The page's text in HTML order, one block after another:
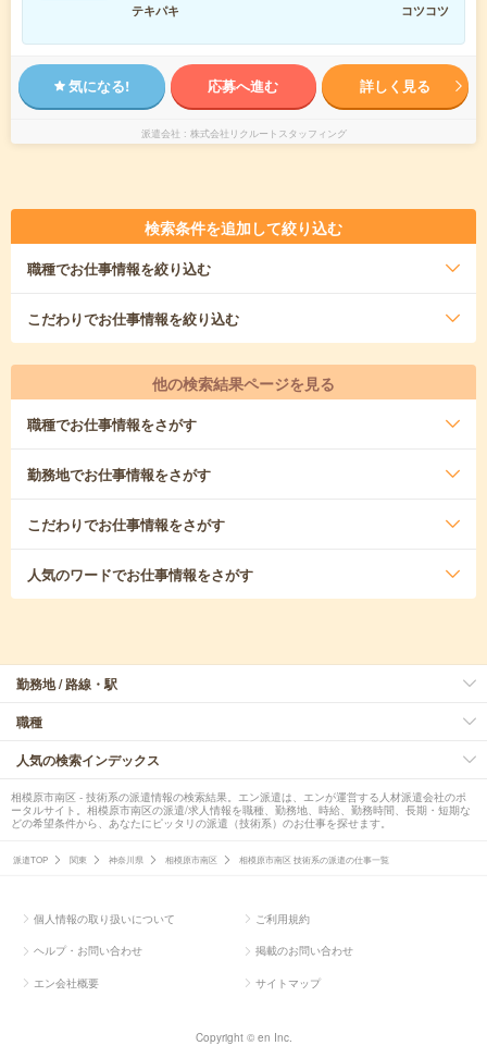
テキパキ
コツコツ
気になる! 応募へ進む 詳しく見る
派遣会社 株式会社リクルートスタッフィング
検索条件を追加して絞り込む
職種でお仕事情報を絞り込む
こだわりでお仕事情報を絞り込む
他の検索結果ページを見る
職種でお仕事情報をさがす
勤務地でお仕事情報をさがす
こだわりでお仕事情報をさがす
人気のワードでお仕事情報をさがす
勤務地 / 路線・駅
職種
人気の検索インデックス
相模原市南区 - 技術系の派遣情報の検索結果。エン派遣は、エンが運営する人材派遣会社のポ
ータルサイト。相模原市南区の派遣/求人情報を職種、勤務地、時給、勤務時間、長期・短期な
どの希望条件から、あなたにピッタリの派遣（技術系）のお仕事を探せます。
派遣TOP 関東 神奈川県 相模原市南区 相模原市南区 技術系の派遣の仕事一覧
個人情報の取り扱いについて ご利用規約
ヘルプ・お問い合わせ 掲載のお問い合わせ
エン会社概要 サイトマップ
Copyright © en Inc.